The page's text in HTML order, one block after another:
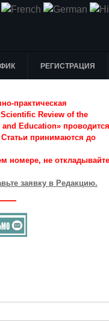
РЕГИСТРАЦИЯ
практическая
Review of the
Education» проводится
принимаются до
номере, не откладывайте
заявку в Редакцию.